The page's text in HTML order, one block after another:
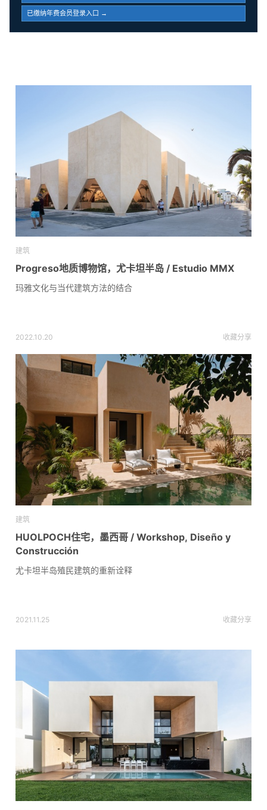
已缴纳年费会员登录入口 →
建筑
Progreso地质博物馆，尤卡坦半岛 / Estudio MMX
玛雅文化与当代建筑方法的结合
2022.10.20 收藏分享
建筑
HUOLPOCH住宅，墨西哥 / Workshop, Diseño y
Construcción
尤卡坦半岛殖民建筑的重新诠释
2021.11.25 收藏分享